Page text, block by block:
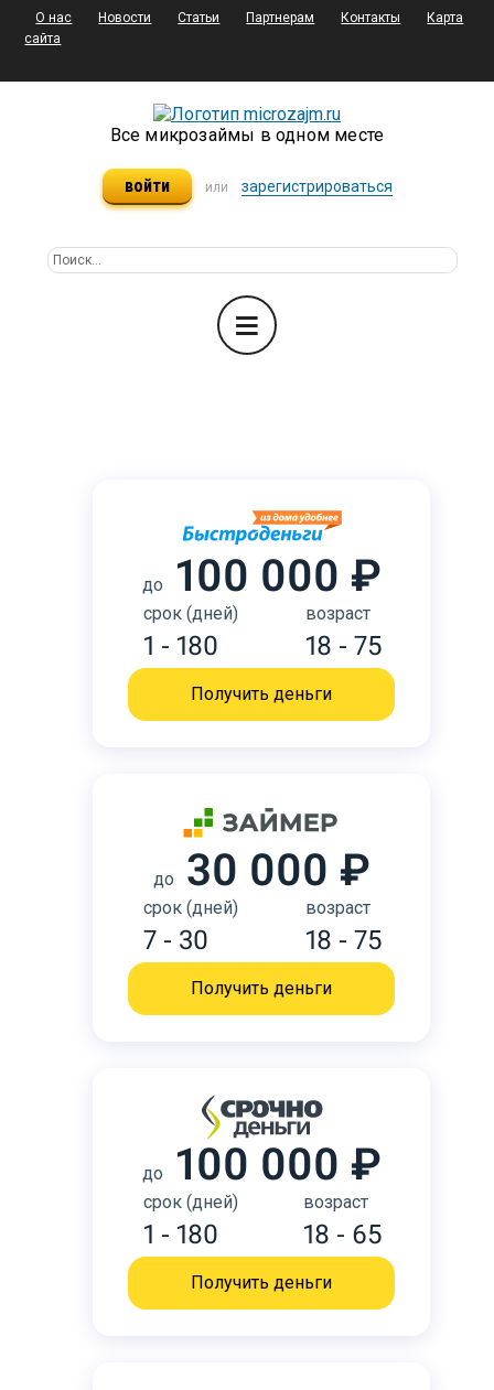
О нас Новости Статьи Партнерам Контакты
Карта
сайта
Все микрозаймы в одном месте
войти или зарегистрироваться
до 100 000 ₽
срок (дней)
1 - 180
возраст
18 - 75
Получить деньги
до 30 000 ₽
срок (дней)
7 - 30
возраст
18 - 75
Получить деньги
до 100 000 ₽
срок (дней)
1 - 180
возраст
18 - 65
Получить деньги